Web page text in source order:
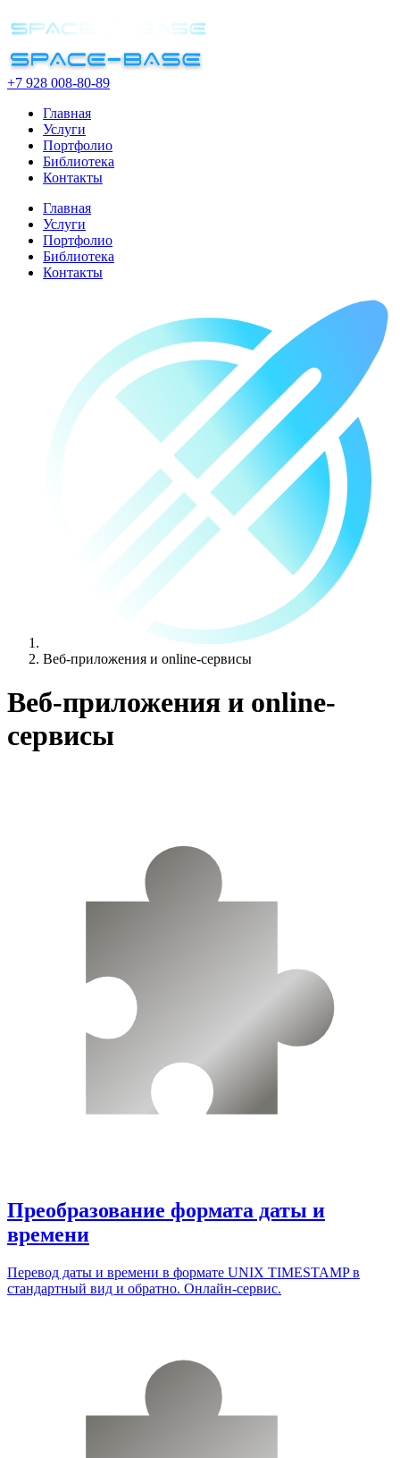
+7 928 008-80-89
Главная
Услуги
Портфолио
Библиотека
Контакты
Главная
Услуги
Портфолио
Библиотека
Контакты
Веб-приложения и online-сервисы
Веб-приложения и online-
сервисы
Преобразование формата даты и
времени
Перевод даты и времени в формате UNIX TIMESTAMP в
стандартный вид и обратно. Онлайн-сервис.